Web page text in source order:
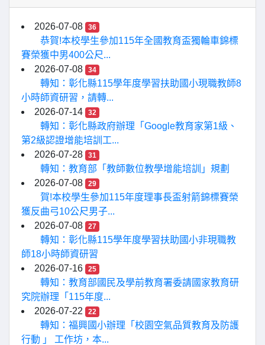
2026-07-08 36
恭賀!本校學生參加115年全國教育盃獨輪車錦標
賽榮獲中男400公尺...
2026-07-08
34
轉知：彰化縣115學年度學習扶助國小現職教師8
小時師資研習，請轉...
2026-07-14
32
轉知：彰化縣政府辦理「Google教育家第1級、
第2級認證增能培訓工...
2026-07-28
31
轉知：教育部「教師數位教學增能培訓」規劃
2026-07-08
29
賀!本校學生參加115年度理事長盃射箭錦標賽榮
獲反曲弓10公尺男子...
2026-07-08
27
轉知：彰化縣115學年度學習扶助國小非現職教
師18小時師資研習
2026-07-16
25
轉知：教育部國民及學前教育署委請國家教育研
究院辦理「115年度...
2026-07-22
22
轉知：福興國小辦理「校園空氣品質教育及防護
行動 」 工作坊，本...